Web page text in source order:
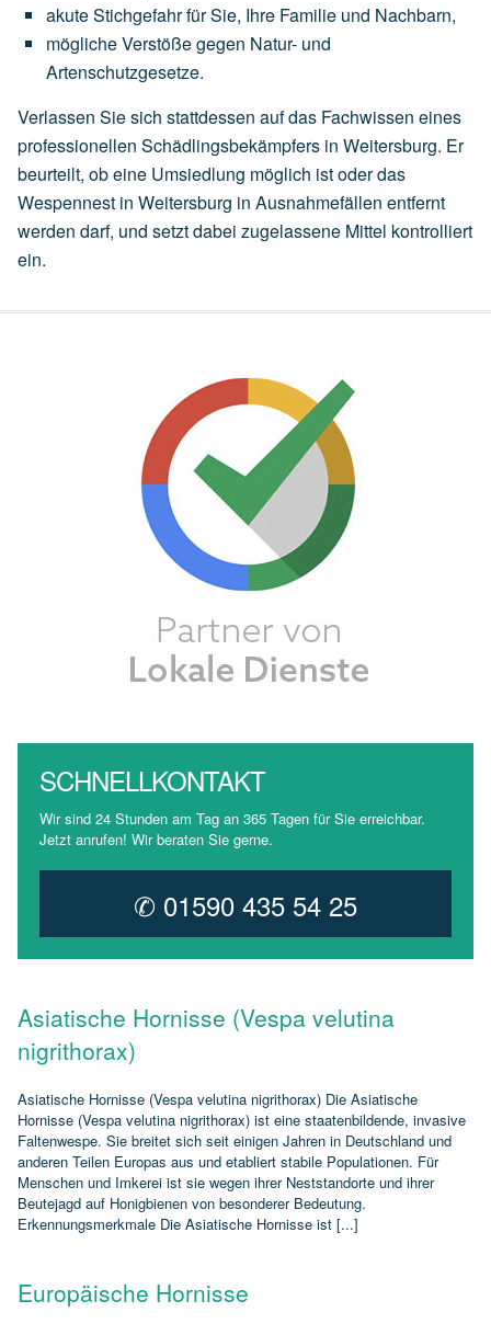
akuteStichgefahrfürSie, Ihre Familie und Nachbarn,
möglicheVerstößegegen Natur- und
Artenschutzgesetze.
Verlassen Sie sich stattdessen auf das Fachwissen eines
professionellen Schädlingsbekämpfers in Weitersburg. Er
beurteilt, ob eine Umsiedlung möglich ist oder das
Wespennest in Weitersburg in Ausnahmefällen entfernt
werden darf, und setzt dabei zugelassene Mittel kontrolliert
ein.
SCHNELLKONTAKT
Wir sind 24 Stunden am Tag an 365 Tagen für Sie erreichbar.
Jetzt anrufen! Wir beraten Sie gerne.
✆ 01590 435 54 25
Asiatische Hornisse (Vespa velutina
nigrithorax)
Asiatische Hornisse (Vespa velutina nigrithorax) Die Asiatische
Hornisse (Vespa velutina nigrithorax) ist eine staatenbildende, invasive
Faltenwespe. Sie breitet sich seit einigen Jahren in Deutschland und
anderen Teilen Europas aus und etabliert stabile Populationen. Für
Menschen und Imkerei ist sie wegen ihrer Neststandorte und ihrer
Beutejagd auf Honigbienen von besonderer Bedeutung.
Erkennungsmerkmale Die Asiatische Hornisse ist [...]
Europäische Hornisse